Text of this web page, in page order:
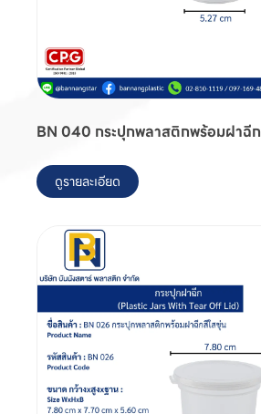
BN 040 กระปุกพลาสติกพร้อมฝาฉีก
ดูรายละเอียด